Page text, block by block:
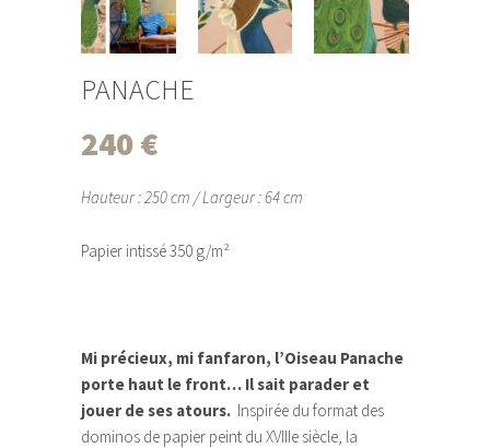
PANACHE
240€
Hauteur : 250 cm / Largeur : 64 cm
Papier intissé 350 g/m²
Mi précieux, mi fanfaron, l’Oiseau Panache
porte haut le front… Il sait parader et
jouer de ses atours. Inspirée du format des
dominos de papier peint du XVIIIe siècle, la